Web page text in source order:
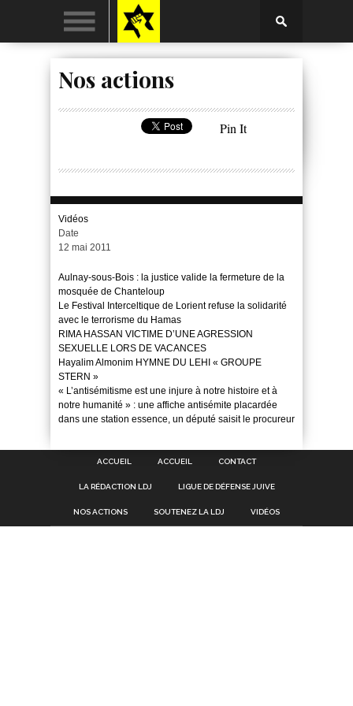
Nos actions
Pin It
Vidéos
Date
12 mai 2011
Aulnay-sous-Bois : la justice valide la fermeture de la
mosquée de Chanteloup
Le Festival Interceltique de Lorient refuse la solidarité
avec le terrorisme du Hamas
RIMA HASSAN VICTIME D’UNE AGRESSION
SEXUELLE LORS DE VACANCES
Hayalim Almonim HYMNE DU LEHI « GROUPE
STERN »
« L’antisémitisme est une injure à notre histoire et à
notre humanité » : une affiche antisémite placardée
dans une station essence, un député saisit le procureur
ACCUEIL ACCUEIL CONTACT
LA RÉDACTION LDJ LIGUE DE DÉFENSE JUIVE
NOS ACTIONS SOUTENEZ LA LDJ VIDÉOS